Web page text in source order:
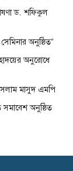
ড. শফিকুল
অনুষ্ঠিত”
অনুরোধে
মাসুদ এমপি
সমাবেশ অনুষ্ঠিত